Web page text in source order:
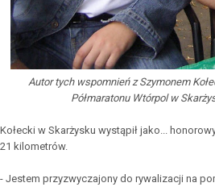
Autor tych wspomnień z Szymonem
Półmaratonu Wtórpol w
Kołecki w Skarżysku wystąpił jako...
21 kilometrów.
- Jestem przyzwyczajony do rywalizacji na